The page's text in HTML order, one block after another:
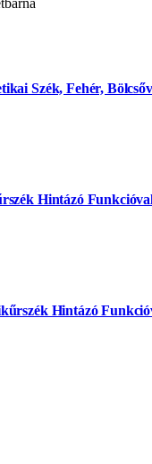
Szék, Fehér,
Hintázó
Hintázó